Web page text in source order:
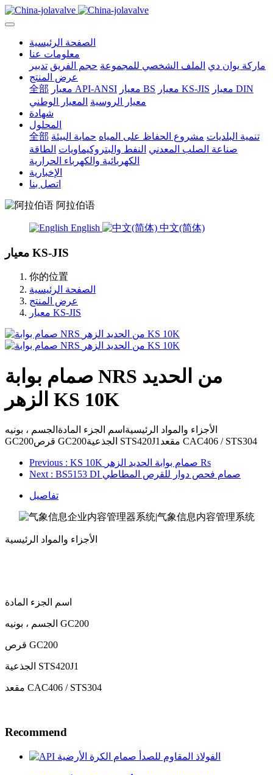
الصفحة الرئيسية
معلومات عنا
ماركة يوان دي الملف الشخصي للمجموعة حجم الفريق تدبير
عرض المنتج
全部
معيار API-ANSI معيار BS معيار KS-JIS
معيار DIN
معيار الروسية المعيار الوطني
شهادة
المحلول
全部
تنمية البلديات مشروع الحفاظ على المياه حماية البيئة
صناعة الصلب المعدني النفط والبتروكيماويات الطاقة
الكهربائية والكهرباء الحرارية
الإخبارية
اتصل بنا
阿拉伯语
English 中文(简体)
معيار KS-JIS
你的位置
الصفحة الرئيسية
عرض المنتج
معيار KS-JIS
صمام بوابة NRS من الحديد
الزهر KS 10K
الأجزاء والمواد الرئيسيةاسم الجزء المادةالجسم ، بونيه
GC200قرص GC200الجذعية STS420J1مقعد CAC406 / STS304
Previous
: KS 10K صمام بوابة الحديد الزهر Rs
Next
: BS5153 DI صمام فحص دوار للقرص المطاطي
تفاصيل
الأجزاء والمواد الرئيسية
اسم الجزء المادة
الجسم ، بونيه GC200
قرص GC200
الجذعية STS420J1
مقعد CAC406 / STS304
Recommend